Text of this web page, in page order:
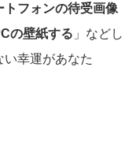
トフォンの待受画像
の壁紙する 」などし
幸運があなた